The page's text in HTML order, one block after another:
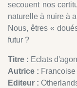
secouent nos
naturelle à nuire à
Nous, êtres «
futur ?
Titre : Eclats
Autrice :
Editeur :